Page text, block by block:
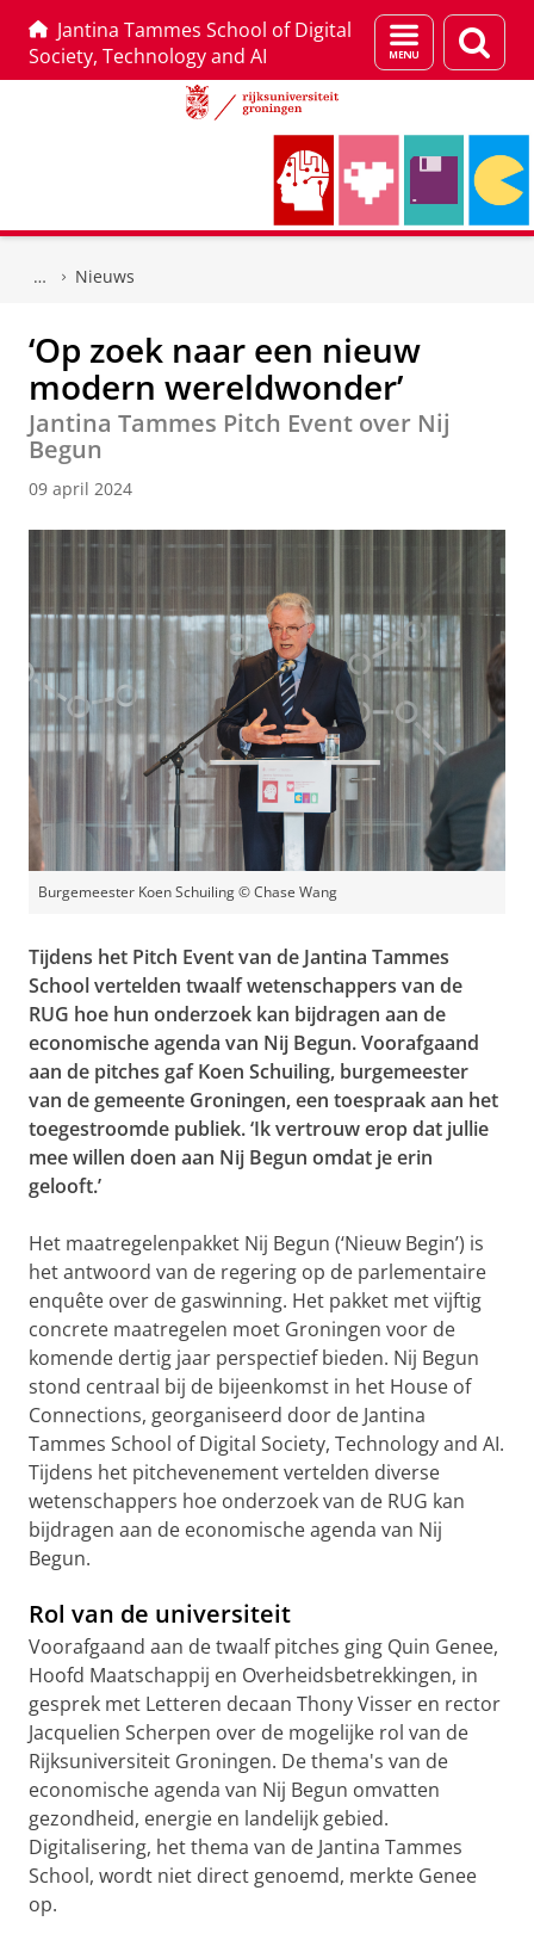
Jantina Tammes School of Digital
Society, Technology and AI
Menu
en
Nieuws
‘Op zoek naar een nieuw
modern wereldwonder’
Jantina Tammes Pitch Event over Nij
Begun
09 april 2024
Burgemeester Koen Schuiling © Chase Wang
Tijdens het Pitch Event van de Jantina Tammes
School vertelden twaalf wetenschappers van de
RUG hoe hun onderzoek kan bijdragen aan de
economische agenda van Nij Begun. Voorafgaand
aan de pitches gaf Koen Schuiling, burgemeester
van de gemeente Groningen, een toespraak aan het
toegestroomde publiek. ‘Ik vertrouw erop dat jullie
mee willen doen aan Nij Begun omdat je erin
gelooft.’
Het maatregelenpakket Nij Begun (‘Nieuw Begin’) is
het antwoord van de regering op de parlementaire
enquête over de gaswinning. Het pakket met vijftig
concrete maatregelen moet Groningen voor de
komende dertig jaar perspectief bieden. Nij Begun
stond centraal bij de bijeenkomst in het House of
Connections, georganiseerd door de Jantina
Tammes School of Digital Society, Technology and AI.
Tijdens het pitchevenement vertelden diverse
wetenschappers hoe onderzoek van de RUG kan
bijdragen aan de economische agenda van Nij
Begun.
Rol van de universiteit
Voorafgaand aan de twaalf pitches ging Quin Genee,
Hoofd Maatschappij en Overheidsbetrekkingen, in
gesprek met Letteren decaan Thony Visser en rector
Jacquelien Scherpen over de mogelijke rol van de
Rijksuniversiteit Groningen. De thema's van de
economische agenda van Nij Begun omvatten
gezondheid, energie en landelijk gebied.
Digitalisering, het thema van de Jantina Tammes
School, wordt niet direct genoemd, merkte Genee
op.